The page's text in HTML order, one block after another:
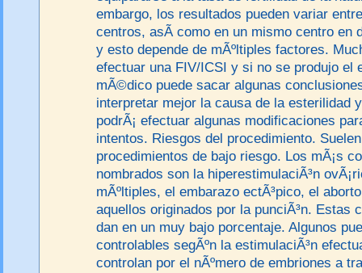
embargo, los resultados pueden variar
centros, asÃ­ como en un mismo centro en
y esto depende de mÃºltiples factores.
efectuar una FIV/ICSI y si no se produjo el
mÃ©dico puede sacar algunas
interpretar mejor la causa de la esterilidad
podrÃ¡ efectuar algunas modificaciones
intentos. Riesgos del procedimiento.
procedimientos de bajo riesgo. Los mÃ¡s
nombrados son la hiperestimulaciÃ³n
mÃºltiples, el embarazo ectÃ³pico, el
aquellos originados por la punciÃ³n. Estas
dan en un muy bajo porcentaje. Algunos
controlables segÃºn la estimulaciÃ³n
controlan por el nÃºmero de embriones a